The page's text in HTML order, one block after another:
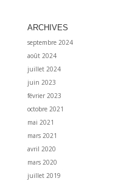
ARCHIVES
septembre 2024
août 2024
juillet 2024
juin 2023
février 2023
octobre 2021
mai 2021
mars 2021
avril 2020
mars 2020
juillet 2019